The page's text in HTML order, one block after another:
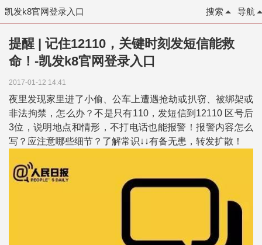
凯发k8官网登录入口 导航
搜索
提醒 | 记住12110，关键时刻发短信能救
命！-凯发k8官网登录入口
2017-01-12 14:41
夜里发现家里进了小偷、公车上遭遇抢劫或扒窃、被绑架或
非法拘禁，怎么办？不是只有110，发短信到12110 区号后
3位，说明地点和情形，不打电话也能报警！报警内容怎么
写？应注意哪些细节？了解常识↓↓有备无患，转发扩散！